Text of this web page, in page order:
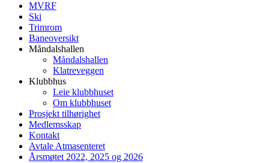
MVRF
Ski
Trimrom
Baneoversikt
Måndalshallen
Måndalshallen
Klatreveggen
Klubbhus
Leie klubbhuset
Om klubbhuset
Prosjekt tilhørighet
Medlemsskap
Kontakt
Avtale Atmasenteret
Årsmøtet 2022, 2025 og 2026